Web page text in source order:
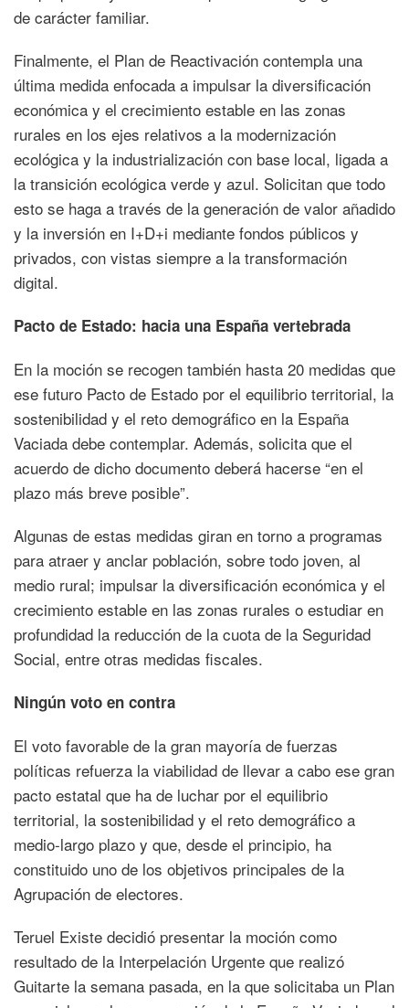
de carácter familiar.
Finalmente, el Plan de Reactivación contempla una
última medida enfocada a impulsar la diversificación
económica y el crecimiento estable en las zonas
rurales en los ejes relativos a la modernización
ecológica y la industrialización con base local, ligada a
la transición ecológica verde y azul. Solicitan que todo
esto se haga a través de la generación de valor añadido
y la inversión en I+D+i mediante fondos públicos y
privados, con vistas siempre a la transformación
digital.
Pacto de Estado: hacia una España vertebrada
En la moción se recogen también hasta 20 medidas que
ese futuro Pacto de Estado por el equilibrio territorial, la
sostenibilidad y el reto demográfico en la España
Vaciada debe contemplar. Además, solicita que el
acuerdo de dicho documento deberá hacerse “en el
plazo más breve posible”.
Algunas de estas medidas giran en torno a programas
para atraer y anclar población, sobre todo joven, al
medio rural; impulsar la diversificación económica y el
crecimiento estable en las zonas rurales o estudiar en
profundidad la reducción de la cuota de la Seguridad
Social, entre otras medidas fiscales.
Ningún voto en contra
El voto favorable de la gran mayoría de fuerzas
políticas refuerza la viabilidad de llevar a cabo ese gran
pacto estatal que ha de luchar por el equilibrio
territorial, la sostenibilidad y el reto demográfico a
medio-largo plazo y que, desde el principio, ha
constituido uno de los objetivos principales de la
Agrupación de electores.
Teruel Existe decidió presentar la moción como
resultado de la Interpelación Urgente que realizó
Guitarte la semana pasada, en la que solicitaba un Plan